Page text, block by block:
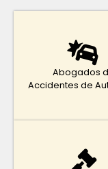
Abogados
Accidentes de